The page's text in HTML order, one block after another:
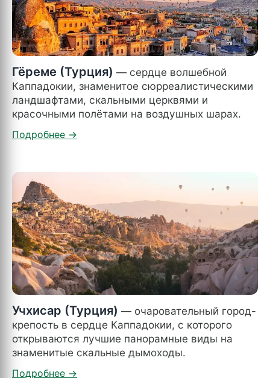
Гёреме (Турция) — сердце волшебной
Каппадокии, знаменитое сюрреалистическими
ландшафтами, скальными церквями и
красочными полётами на воздушных шарах.
Учхисар (Турция) — очаровательный город-
крепость в сердце Каппадокии, с которого
открываются лучшие панорамные виды на
знаменитые скальные дымоходы.